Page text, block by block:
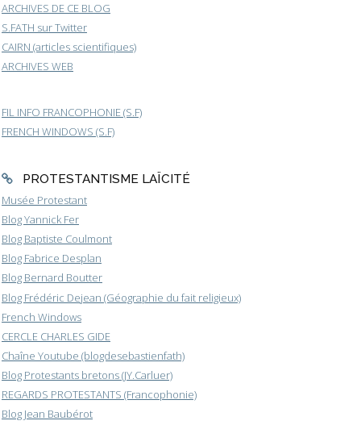
ARCHIVES DE CE BLOG
S.FATH sur Twitter
CAIRN (articles scientifiques)
ARCHIVES WEB
FIL INFO FRANCOPHONIE (S.F)
FRENCH WINDOWS (S.F)
PROTESTANTISME LAÏCITÉ
Musée Protestant
Blog Yannick Fer
Blog Baptiste Coulmont
Blog Fabrice Desplan
Blog Bernard Boutter
Blog Frédéric Dejean (Géographie du fait religieux)
French Windows
CERCLE CHARLES GIDE
Chaîne Youtube (blogdesebastienfath)
Blog Protestants bretons (JY.Carluer)
REGARDS PROTESTANTS (Francophonie)
Blog Jean Baubérot